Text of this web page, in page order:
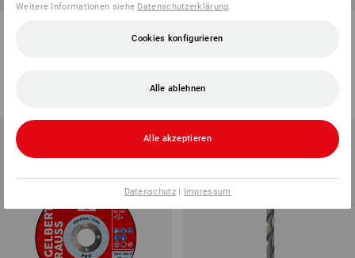
STRAUSSbox 145 midi+
(m. MwSt.) ab 6 Sets
Weitere Informationen siehe Datenschutzerklärung.
Cookies konfigurieren
Alle ablehnen
Alle akzeptieren
Datenschutz| Impressum